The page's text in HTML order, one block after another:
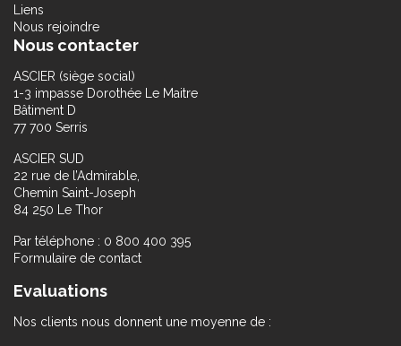
Liens
Nous rejoindre
Nous contacter
ASCIER (siège social)
1-3 impasse Dorothée Le Maitre
Bâtiment D
77 700 Serris
ASCIER SUD
22 rue de l’Admirable,
Chemin Saint-Joseph
84 250 Le Thor
Par téléphone : 0 800 400 395
Formulaire de contact
Evaluations
Nos clients nous donnent une moyenne de :